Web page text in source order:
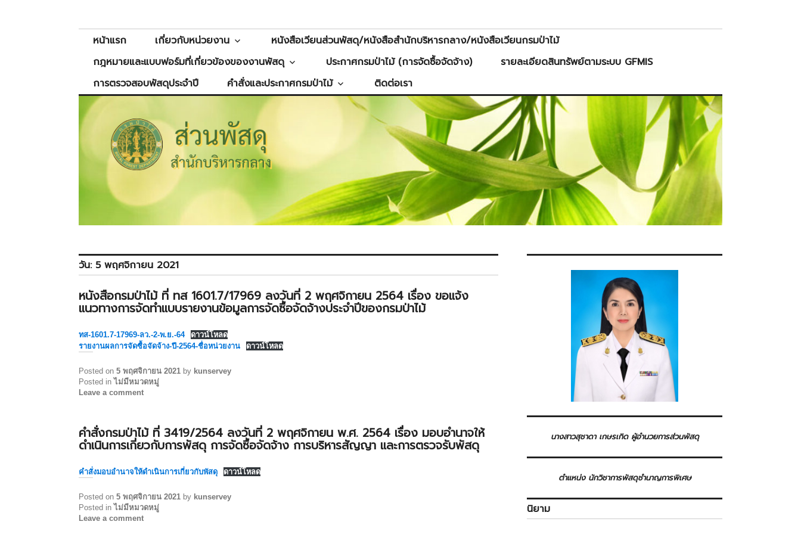
content
ส่วนพัสดุ
หน้าแรก เกี่ยวกับหน่วยงาน
หนังสือเวียนส่วนพัสดุ/หนังสือสำนักบริหารกลาง/หนังสือเวียนกรมป่าไม้
กฎหมายและแบบฟอร์มที่เกี่ยวข้องของงานพัสดุ
ประกาศกรมป่าไม้ (การจัดซื้อจัดจ้าง)
รายละเอียดสินทรัพย์ตามระบบ GFMIS
การตรวจสอบพัสดุประจำปี
คำสั่งและประกาศกรมป่าไม้ ติดต่อเรา
วัน: 5 พฤศจิกายน 2021
หนังสือกรมป่าไม้ ที่ ทส 1601.7/17969 ลงวันที่ 2 พฤศจิกายน 2564 เรื่อง ขอแจ้ง
แนวทางการจัดทำแบบรายงานข้อมูลการจัดซื้อจัดจ้างประจำปีของกรมป่าไม้
ทส-1601.7-17969-ลว.-2-พ.ย.-64
ดาวน์โหลด
รายงานผลการจัดซื้อจัดจ้าง-ปี-2564-ชื่อหน่วยงาน
ดาวน์โหลด
Posted on 5 พฤศจิกายน 2021 by kunservey
Posted in ไม่มีหมวดหมู่
Leave a comment
คำสั่งกรมป่าไม้ ที่ 3419/2564 ลงวันที่ 2 พฤศจิกายน พ.ศ. 2564 เรื่อง มอบอำนาจให้
ดำเนินการเกี่ยวกับการพัสดุ การจัดซื้อจัดจ้าง การบริหารสัญญา และการตรวจรับพัสดุ
คำสั่งมอบอำนาจให้ดำเนินการเกี่ยวกับพัสดุ ดาวน์โหลด
Posted on 5 พฤศจิกายน 2021 by kunservey
Posted in ไม่มีหมวดหมู่
Leave a comment
นางสาวสุชาดา เกษรเกิด ผู้อำนวยการส่วนพัสดุ
ตำแหน่ง นักวิชาการพัสดุชำนาญการพิเศษ
นิยาม